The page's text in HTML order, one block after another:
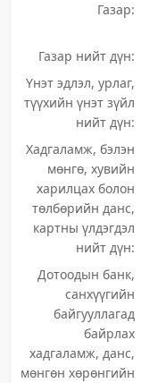
Газар:
Газар нийт дүн:
Үнэт эдлэл, урлаг,
түүхийн үнэт зүйл
нийт дүн:
Хадгаламж, бэлэн
мөнгө, хувийн
харилцах болон
төлбөрийн данс,
картны үлдэгдэл
нийт дүн:
Дотоодын банк,
санхүүгийн
байгууллагад
байрлах
хадгаламж, данс,
мөнгөн хөрөнгийн